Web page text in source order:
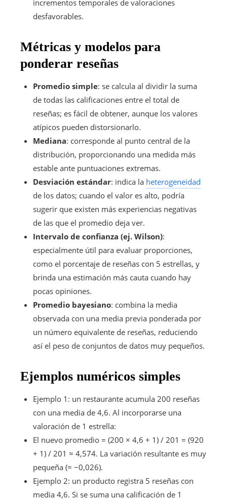
incrementos temporales de valoraciones
desfavorables.
Métricas y modelos para
ponderar reseñas
Promedio simple: se calcula al dividir la suma
de todas las calificaciones entre el total de
reseñas; es fácil de obtener, aunque los valores
atípicos pueden distorsionarlo.
Mediana: corresponde al punto central de la
distribución, proporcionando una medida más
estable ante puntuaciones extremas.
Desviación estándar: indica la heterogeneidad
de los datos; cuando el valor es alto, podría
sugerir que existen más experiencias negativas
de las que el promedio deja ver.
Intervalo de confianza (ej. Wilson):
especialmente útil para evaluar proporciones,
como el porcentaje de reseñas con 5 estrellas, y
brinda una estimación más cauta cuando hay
pocas opiniones.
Promedio bayesiano: combina la media
observada con una media previa ponderada por
un número equivalente de reseñas, reduciendo
así el peso de conjuntos de datos muy pequeños.
Ejemplos numéricos simples
Ejemplo 1: un restaurante acumula 200 reseñas
con una media de 4,6. Al incorporarse una
valoración de 1 estrella:
El nuevo promedio = (200 × 4,6 + 1) / 201 = (920
+ 1) / 201 ≈ 4,574. La variación resultante es muy
pequeña (≈ −0,026).
Ejemplo 2: un producto registra 5 reseñas con
media 4,6. Si se suma una calificación de 1